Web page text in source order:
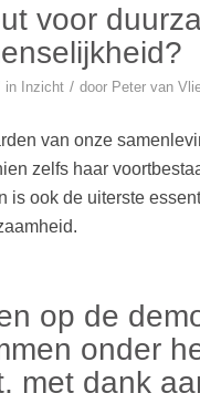
voor
in Inzicht / door Peter van
van onze
zelfs haar
is ook de uiterste
op de
onder
met dank